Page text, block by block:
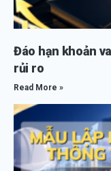
Đáo hạn khoản
rủi ro
Read More »